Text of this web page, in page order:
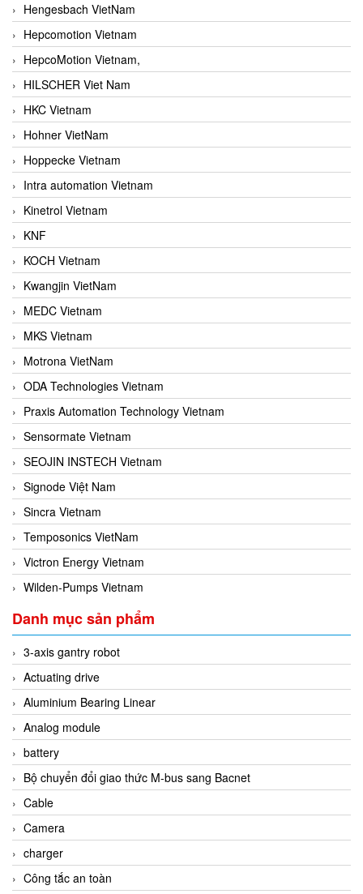
Hengesbach VietNam
Hepcomotion Vietnam
HepcoMotion Vietnam,
HILSCHER Viet Nam
HKC Vietnam
Hohner VietNam
Hoppecke Vietnam
Intra automation Vietnam
Kinetrol Vietnam
KNF
KOCH Vietnam
Kwangjin VietNam
MEDC Vietnam
MKS Vietnam
Motrona VietNam
ODA Technologies Vietnam
Praxis Automation Technology Vietnam
Sensormate Vietnam
SEOJIN INSTECH Vietnam
Signode Việt Nam
Sincra Vietnam
Temposonics VietNam
Victron Energy Vietnam
Wilden-Pumps Vietnam
Danh mục sản phẩm
3-axis gantry robot
Actuating drive
Aluminium Bearing Linear
Analog module
battery
Bộ chuyển đổi giao thức M-bus sang Bacnet
Cable
Camera
charger
Công tắc an toàn